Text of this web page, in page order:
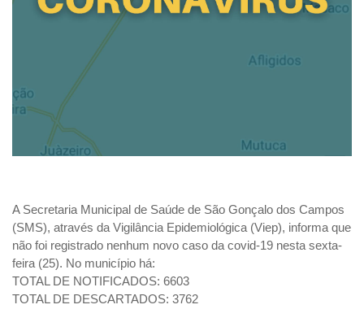
A Secretaria Municipal de Saúde de São Gonçalo dos Campos
(SMS), através da Vigilância Epidemiológica (Viep), informa que
não foi registrado nenhum novo caso da covid-19 nesta sexta-
feira (25). No município há:
TOTAL DE NOTIFICADOS: 6603
TOTAL DE DESCARTADOS: 3762